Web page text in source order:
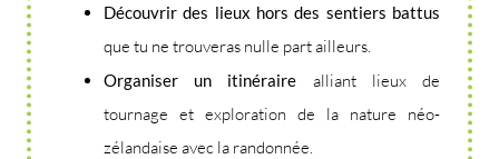
Découvrir des lieux hors des sentiers battus
que tu ne trouveras nulle part ailleurs.
Organiser un itinéraire alliant lieux de
tournage et exploration de la nature néo-
zélandaise avec la randonnée.